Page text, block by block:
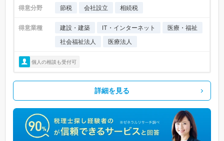
得意分野 節税 会社設立 相続税
得意業種 建設・建築 IT・インターネット
医療・福祉
社会福祉法人
医療法人
個人の相談も受付可
詳細を見る